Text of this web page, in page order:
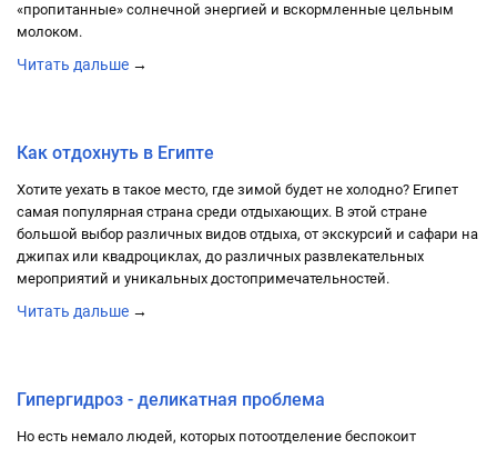
«пропитанные» солнечной энергией и вскормленные цельным
молоком.
Читать дальше →
Как отдохнуть в Египте
Хотите уехать в такое место, где зимой будет не холодно? Египет
самая популярная страна среди отдыхающих. В этой стране
большой выбор различных видов отдыха, от экскурсий и сафари на
джипах или квадроциклах, до различных развлекательных
мероприятий и уникальных достопримечательностей.
Читать дальше →
Гипергидроз - деликатная проблема
Но есть немало людей, которых потоотделение беспокоит